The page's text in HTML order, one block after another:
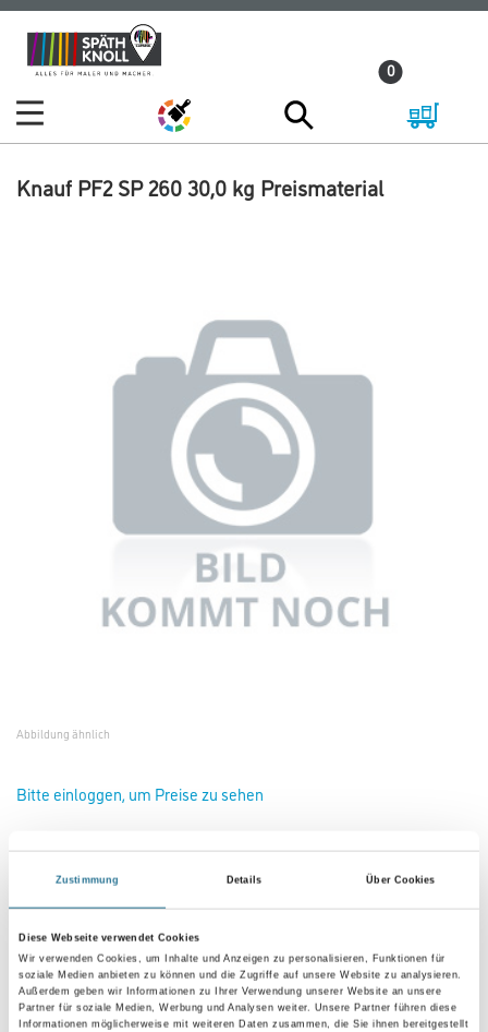
Zustimmung Details Über Cookies
Diese Webseite verwendet Cookies
Wir verwenden Cookies, um Inhalte und Anzeigen zu personalisieren, Funktionen für
soziale Medien anbieten zu können und die Zugriffe auf unsere Website zu analysieren.
Außerdem geben wir Informationen zu Ihrer Verwendung unserer Website an unsere
Partner für soziale Medien, Werbung und Analysen weiter. Unsere Partner führen diese
Informationen möglicherweise mit weiteren Daten zusammen, die Sie ihnen bereitgestellt
Zum
Inhalt
Zum
Navigationsmenü
0
Knauf PF2 SP 260 30,0 kg Preismaterial
Abbildung ähnlich
Bitte einloggen, um Preise zu sehen
Art-Nr.:1066-001347